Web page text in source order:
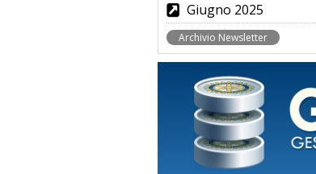
Giugno 2025
Archivio Newsletter